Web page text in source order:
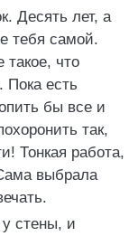
Десять лет, а
тебя самой.
что
Пока есть
бы все и
так,
Тонкая работа,
выбрала
стены, и